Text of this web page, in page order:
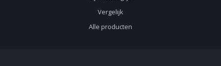
Vergelijk
Alle producten